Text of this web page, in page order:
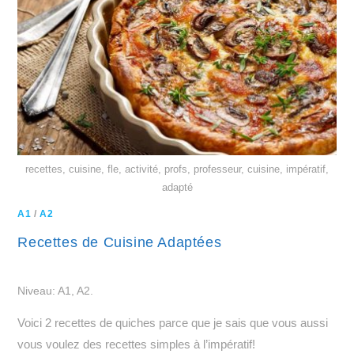
recettes, cuisine, fle, activité, profs, professeur, cuisine, impératif,
adapté
A1 /A2
Recettes de Cuisine Adaptées
Niveau: A1, A2.
Voici 2 recettes de quiches parce que je sais que vous aussi
vous voulez des recettes simples à l’impératif!